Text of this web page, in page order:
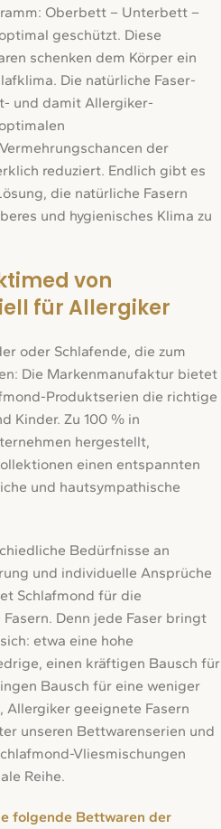
Oberbett – Unterbett –
geschützt. Diese
schenken dem Körper ein
Die natürliche Faser-
und damit Allergiker-
der
reduziert. Endlich gibt es
die natürliche Fasern
und hygienisches Klima zu
von
für Allergiker
oder Schlafende, die zum
Die Markenmanufaktur bietet
Produktserien die richtige
Kinder. Zu 100 % in
hergestellt,
einen entspannten
und hautsympathische
Bedürfnisse an
und individuelle Ansprüche
Schlafmond für die
Denn jede Faser bringt
etwa eine hohe
einen kräftigen Bausch für
Bausch für eine weniger
Allergiker geeignete Fasern
unseren Bettwarenserien und
Vliesmischungen
Reihe.
folgende Bettwaren der